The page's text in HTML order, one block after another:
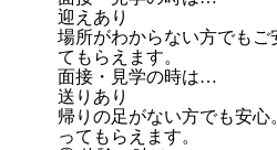
迎えあり
場所がわからない方でも
てもらえます。
面接・見学の時は…
送りあり
帰りの足がない方でも安
ってもらえます。